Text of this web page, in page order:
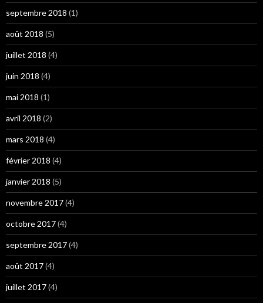
septembre 2018 (1)
août 2018 (5)
juillet 2018 (4)
juin 2018 (4)
mai 2018 (1)
avril 2018 (2)
mars 2018 (4)
février 2018 (4)
janvier 2018 (5)
novembre 2017(4)
octobre 2017(4)
septembre 2017(4)
août 2017(4)
juillet 2017(4)